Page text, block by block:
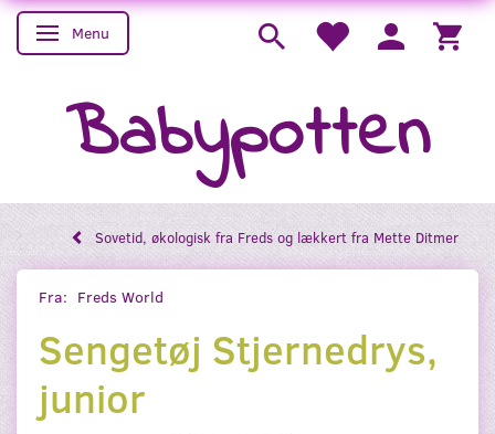
Skifte navigation
Menu
Babypotten
Sovetid, økologisk fra Freds og lækkert fra Mette Ditmer
Fra: Freds World
Sengetøj Stjernedrys,
junior